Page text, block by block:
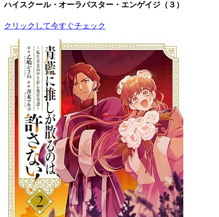
ハイスクール・オーラバスター・エンゲイジ（３）
クリックして今すぐチェック